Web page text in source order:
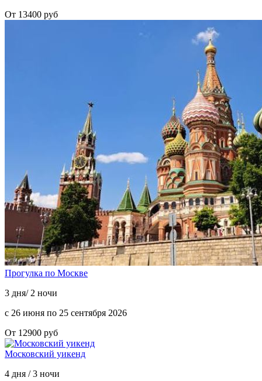
От 13400 руб
Прогулка по Москве
3 дня/ 2 ночи
с 26 июня по 25 сентября 2026
От 12900 руб
Московский уикенд
4 дня / 3 ночи